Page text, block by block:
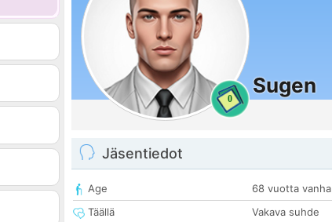
0
Sugen
Jäsentiedot
Age
68 vuotta vanha
Täällä
Vakava suhde